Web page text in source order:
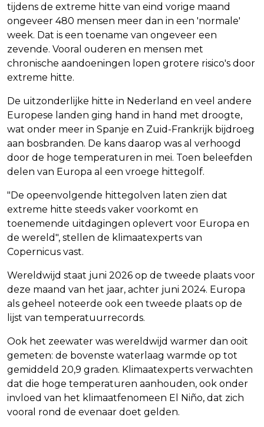
tijdens de extreme hitte van eind vorige maand
ongeveer 480 mensen meer dan in een 'normale'
week. Dat is een toename van ongeveer een
zevende. Vooral ouderen en mensen met
chronische aandoeningen lopen grotere risico's door
extreme hitte.
De uitzonderlijke hitte in Nederland en veel andere
Europese landen ging hand in hand met droogte,
wat onder meer in Spanje en Zuid-Frankrijk bijdroeg
aan bosbranden. De kans daarop was al verhoogd
door de hoge temperaturen in mei. Toen beleefden
delen van Europa al een vroege hittegolf.
"De opeenvolgende hittegolven laten zien dat
extreme hitte steeds vaker voorkomt en
toenemende uitdagingen oplevert voor Europa en
de wereld", stellen de klimaatexperts van
Copernicus vast.
Wereldwijd staat juni 2026 op de tweede plaats voor
deze maand van het jaar, achter juni 2024. Europa
als geheel noteerde ook een tweede plaats op de
lijst van temperatuurrecords.
Ook het zeewater was wereldwijd warmer dan ooit
gemeten: de bovenste waterlaag warmde op tot
gemiddeld 20,9 graden. Klimaatexperts verwachten
dat die hoge temperaturen aanhouden, ook onder
invloed van het klimaatfenomeen El Niño, dat zich
vooral rond de evenaar doet gelden.